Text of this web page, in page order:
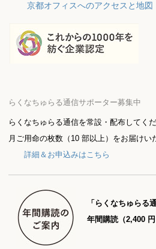
京都オフィスへのアクセスと地図
らくなちゅらる通信サポーター募集中
らくなちゅらる通信を常設・配布してく
月ご用命の枚数（10 部以上）をお届けい
詳細＆お申込みはこちら
「らくなちゅらる
年間購読（2,400 円